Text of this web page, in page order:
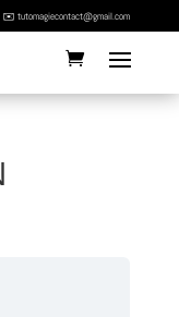
✉️ tutomagiecontact@gmail.com